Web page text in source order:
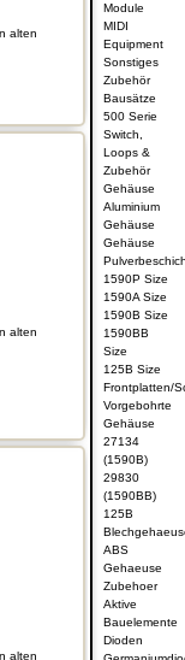
alten
alten
alten
Module
MIDI
Equipment
Sonstiges
Zubehör
Bausätze
500 Serie
Switch,
Loops &
Zubehör
Gehäuse
Aluminium
Gehäuse
Gehäuse
1590P Size
1590A Size
1590B Size
1590BB
Size
125B Size
Frontplatten/
Vorgebohrte
Gehäuse
27134
(1590B)
29830
(1590BB)
125B
ABS
Gehaeuse
Zubehoer
Aktive
Bauelemente
Dioden